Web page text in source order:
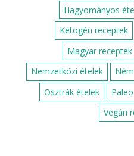
Hagyományos
Ketogén receptek
Magyar receptek
Nemzetközi ételek
Osztrák ételek
Vegán